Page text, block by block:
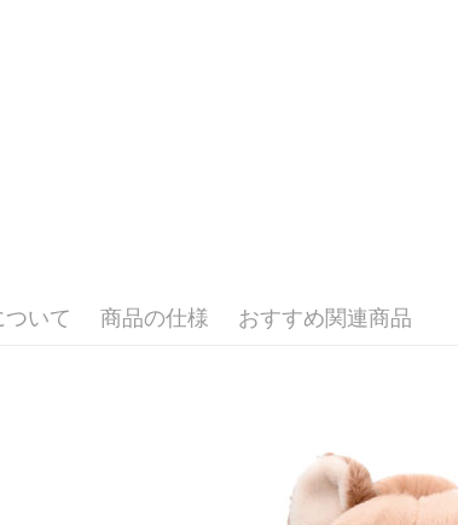
いて 商品の仕様 おすすめ関連商品